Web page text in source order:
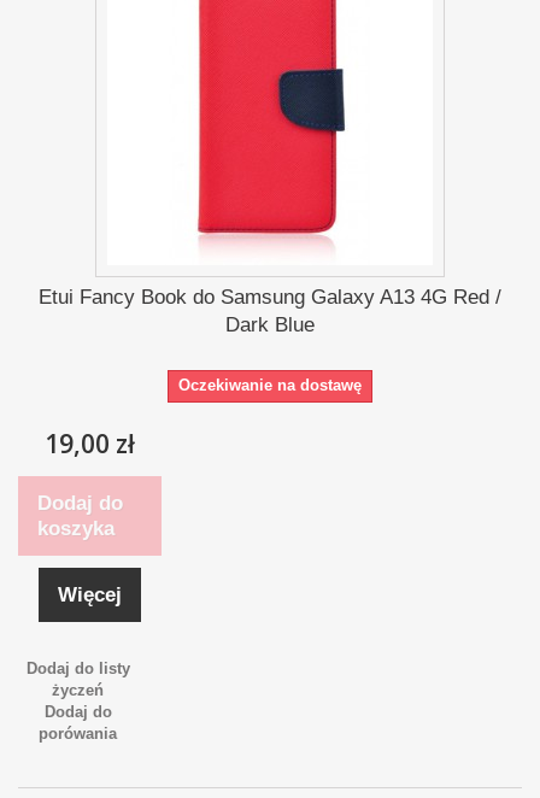
Etui Fancy Book do Samsung Galaxy A13 4G Red /
Dark Blue
Oczekiwanie na dostawę
19,00 zł
Dodaj do
koszyka
Więcej
Dodaj do listy
życzeń
Dodaj do
porówania